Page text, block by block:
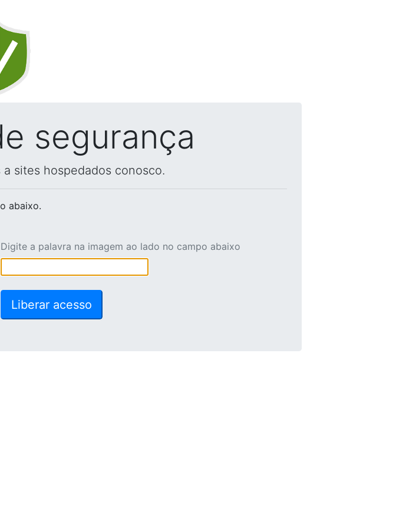
segurança
sites hospedados conosco.
abaixo.
Digite a palavra na imagem ao lado no campo abaixo